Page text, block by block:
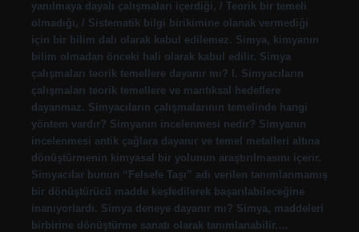
yanılmaya dayalı çalışmaları içerdiği, / Teorik bir temeli
olmadığı, / Sistematik bilgi birikimine olanak vermediği
için bir bilim dalı olarak kabul edilemez. Simya, kimyanın
bilim olmadan önceki hali olarak kabul edilir. Simya
çalışmaları teorik temellere dayanır mı? I. Simyacıların
çalışmaları teorik temellere ve mantıksal hedeflere
dayanmaz. Simyacıların çalışmalarının temelinde hangi
yöntem vardır? Simyanın incelenmesi nedir? Simyanın
incelenmesi antik çağlara dayanır ve temel metalleri altına
dönüştürmenin kimyasal bir yolunun araştırılmasını içerir.
Simyacılar bunun “Felsefe Taşı” adı verilen tanımlanmamış
bir dönüştürücü madde keşfedilerek başarılabileceğine
inanıyorlardı. Simya deneye dayanır mı? Simya, maddeleri
birbirine dönüştürme sanatı olarak tanımlanabilir.…